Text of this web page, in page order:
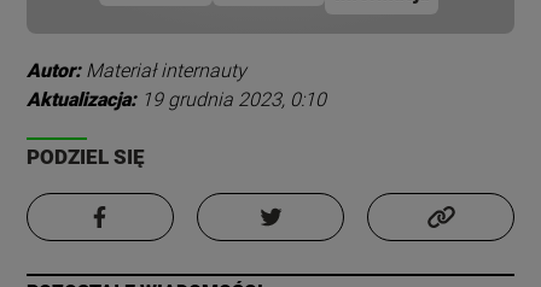
Autor: Materiał internauty
Aktualizacja: 19 grudnia 2023, 0:10
PODZIEL SIĘ